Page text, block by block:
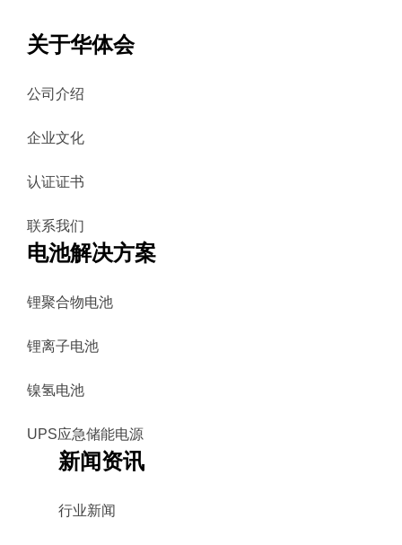
关于华体会
公司介绍
企业文化
认证证书
联系我们
电池解决方案
锂聚合物电池
锂离子电池
镍氢电池
UPS应急储能电源
新闻资讯
行业新闻